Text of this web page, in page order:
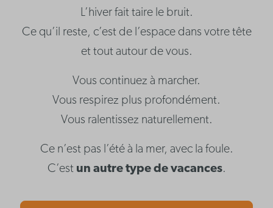
L’hiver fait taire le bruit.
Ce qu’il reste, c’est de l’espace dans votre tête
et tout autour de vous.
Vous continuez à marcher.
Vous respirez plus profondément.
Vous ralentissez naturellement.
Ce n’est pas l’été à la mer, avec la foule.
C’est un autre type de vacances.